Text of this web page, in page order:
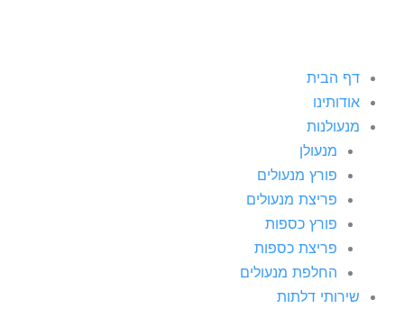
דף הבית
אודותינו
מנעולנות
מנעולן
פורץ מנעולים
פריצת מנעולים
פורץ כספות
פריצת כספות
החלפת מנעולים
שירותי דלתות